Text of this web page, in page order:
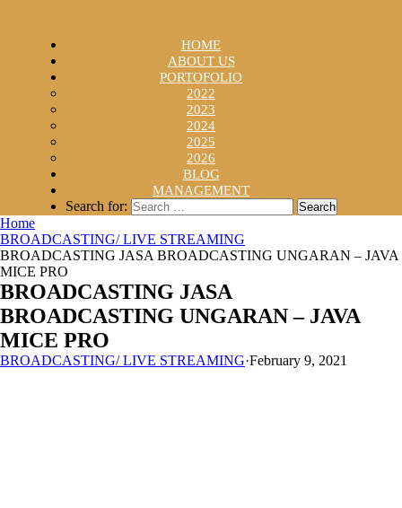
HOME
ABOUT US
PORTOFOLIO
2022
2023
2024
2025
2026
BLOG
MANAGEMENT
Search for:
Home
BROADCASTING/ LIVE STREAMING
BROADCASTING JASA BROADCASTING UNGARAN – JAVA
MICE PRO
BROADCASTING JASA
BROADCASTING UNGARAN – JAVA
MICE PRO
BROADCASTING/ LIVE STREAMING·February 9, 2021